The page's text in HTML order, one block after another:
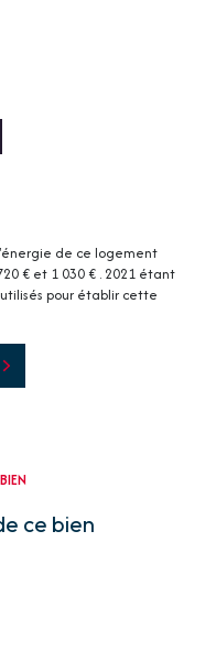
de ce logement
€ et 1 030 € . 2021 étant
pour établir cette
ce bien